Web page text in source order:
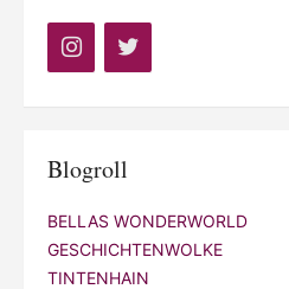
Blogroll
BELLAS WONDERWORLD
GESCHICHTENWOLKE
TINTENHAIN